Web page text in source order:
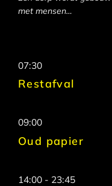
met mensen…
07:30
Restafval
09:00
Oud papier
14:00 - 23:45